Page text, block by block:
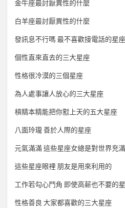
金牛座最討厭異性的什麼
白羊座最討厭異性的什麼
發訊息不行嗎 最不喜歡接電話的星座
個性直來直去的三大星座
性格很冷漠的三個星座
為人處事讓人放心的三大星座
槓精本精能把你懟上天的五大星座
八面玲瓏 善於人際的星座
元氣滿滿 這些星座女總是對世界充
這些星座眼裡 朋友是用來利用的
工作若勾心鬥角 即使高薪也不要的
性格善良 大家都喜歡的三大星座